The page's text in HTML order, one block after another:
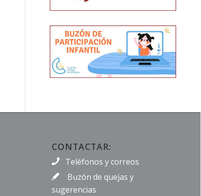
CONTACTAR:
Teléfonos y correos
Buzón de quejas y
sugerencias